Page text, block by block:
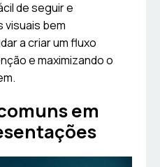
de seguir e
visuais bem
a criar um fluxo
e maximizando o
em